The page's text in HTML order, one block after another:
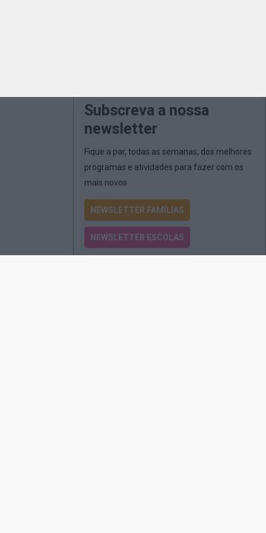
Subscreva a nossa
newsletter
Fique a par, todas as semanas, dos melhores
programas e atividades para fazer com os
mais novos
NEWSLETTER FAMÍLIAS
NEWSLETTER ESCOLAS